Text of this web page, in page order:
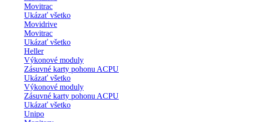
Movitrac
Ukázať všetko
Movidrive
Movitrac
Ukázať všetko
Heller
Výkonové moduly
Zásuvné karty pohonu ACPU
Ukázať všetko
Výkonové moduly
Zásuvné karty pohonu ACPU
Ukázať všetko
Unipo